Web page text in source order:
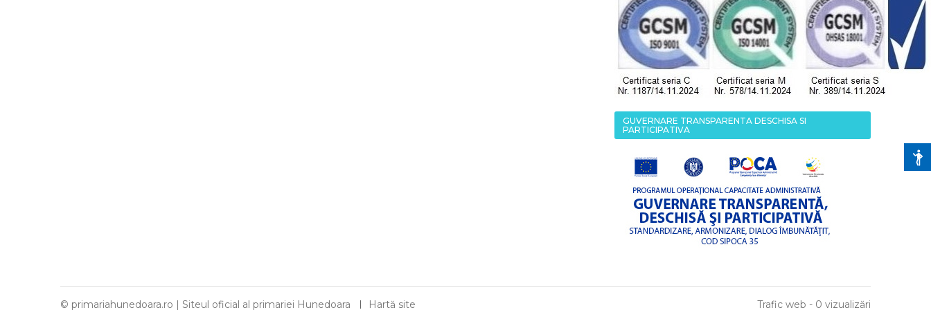
GUVERNARE TRANSPARENTA DESCHISA SI
PARTICIPATIVA
© primariahunedoara.ro | Siteul oficial al primariei Hunedoara Hartă site Trafic web - 0 vizualizări